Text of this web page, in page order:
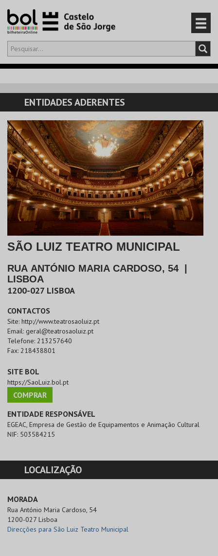
Olá,iniciar sessão
CARRINHO
EVENTOS
CARTÕES
PRODUTOS
ENTIDADES ADERENTES
SÃO LUIZ TEATRO MUNICIPAL
RUA ANTÓNIO MARIA CARDOSO, 54
LISBOA
1200-027 LISBOA
CONTACTOS
Site: http://www.teatrosaoluiz.pt
Email: geral@teatrosaoluiz.pt
Telefone: 213257640
Fax: 218438801
SITE BOL
https://SaoLuiz.bol.pt
COMPRAR
ENTIDADE RESPONSÁVEL
EGEAC, Empresa de Gestão de Equipamentos e Animação Cultural
NIF: 503584215
LOCALIZAÇÃO
MORADA
Rua António Maria Cardoso, 54
1200-027 Lisboa
Direcções para São Luiz Teatro Municipal